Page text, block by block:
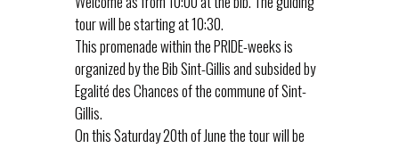
tour will be starting at 10:30.
This promenade within the PRIDE-weeks is
organized by the Bib Sint-Gillis and subsided by
Egalité des Chances of the commune of Sint-
Gillis.
On this Saturday 20th of June the tour will be